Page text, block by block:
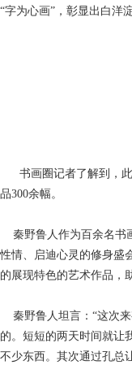
“字为心画”，彰显出白洋
书画圈记者了解到，
品300余幅。
秦野鲁人作为百余名书
性情、启迪心灵的修身盛
的展现特色的艺术作品，
秦野鲁人坦言：“这次来
的。短短的两天时间就让
不少东西。其次通过孔总